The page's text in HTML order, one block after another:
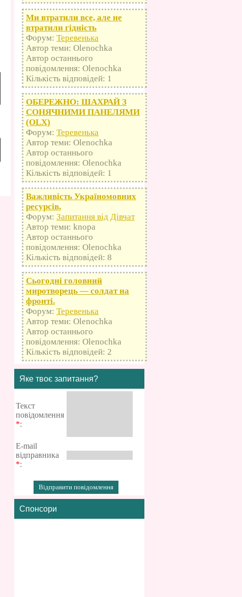
Ми втратили все, але не
втратили гідність
Форум: Теревенька
Автор теми: Olenochka
Автор останнього
повідомлення: Olenochka
Кількість відповідей: 1
ОБЕРЕЖНО: ШАХРАЙ З
СОНЯЧНИМИ ПАНЕЛЯМИ
(OLX)
Форум: Теревенька
Автор теми: Olenochka
Автор останнього
повідомлення: Olenochka
Кількість відповідей: 1
Важливість Україномовних
ресурсів.
Форум: Запитання від Дівчат
Автор теми: knopa
Автор останнього
повідомлення: Olenochka
Кількість відповідей: 8
Сьогодні головний
миротворець — солдат на
фронті.
Форум: Теревенька
Автор теми: Olenochka
Автор останнього
повідомлення: Olenochka
Кількість відповідей: 2
Яке твоє запитання?
Текст
повідомлення
*:
E-mail
відправника
*:
Спонсори